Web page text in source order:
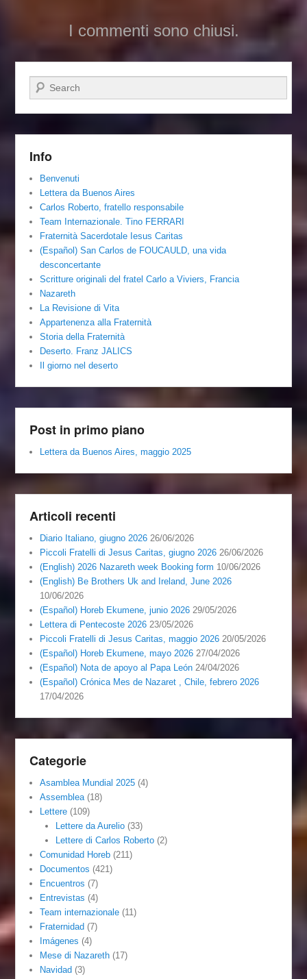
I commenti sono chiusi.
Cerca
Info
Benvenuti
Lettera da Buenos Aires
Carlos Roberto, fratello responsabile
Team Internazionale. Tino FERRARI
Fraternità Sacerdotale Iesus Caritas
(Español) San Carlos de FOUCAULD, una vida
desconcertante
Scritture originali del fratel Carlo a Viviers, Francia
Nazareth
La Revisione di Vita
Appartenenza alla Fraternità
Storia della Fraternità
Deserto. Franz JALICS
Il giorno nel deserto
Post in primo piano
Lettera da Buenos Aires, maggio 2025
Articoli recenti
Diario Italiano, giugno 2026 26/06/2026
Piccoli Fratelli di Jesus Caritas, giugno 2026 26/06/2026
(English) 2026 Nazareth week Booking form 10/06/2026
(English) Be Brothers Uk and Ireland, June 2026
10/06/2026
(Español) Horeb Ekumene, junio 2026 29/05/2026
Lettera di Pentecoste 2026 23/05/2026
Piccoli Fratelli di Jesus Caritas, maggio 2026 20/05/2026
(Español) Horeb Ekumene, mayo 2026 27/04/2026
(Español) Nota de apoyo al Papa León 24/04/2026
(Español) Crónica Mes de Nazaret , Chile, febrero 2026
17/04/2026
Categorie
Asamblea Mundial 2025 (4)
Assemblea (18)
Lettere (109)
Lettere da Aurelio(33)
Lettere di Carlos Roberto(2)
Comunidad Horeb (211)
Documentos (421)
Encuentros (7)
Entrevistas (4)
Team internazionale (11)
Fraternidad (7)
Imágenes (4)
Mese di Nazareth (17)
Navidad (3)